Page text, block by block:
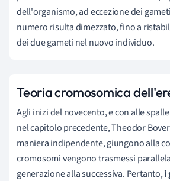
dell'organismo, ad eccezione dei
numero risulta dimezzato, fino a
dei due gameti nel nuovo individuo.
Teoria cromosomica
Agli inizi del novecento, e con alle
nel capitolo precedente, Theodor
maniera indipendente, giungono alla
cromosomi vengono trasmessi
generazione alla successiva. Pertanto,i